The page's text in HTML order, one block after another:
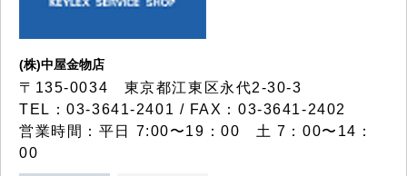
(株)中屋金物店
〒135-0034 東京都江東区永代2-30-3
TEL：03-3641-2401 / FAX：03-3641-2402
営業時間：平日 7:00〜19：00 土 7：00〜14：
00